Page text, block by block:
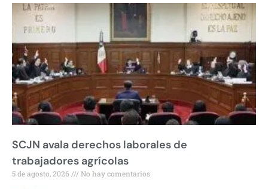
SCJN avala derechos laborales de
trabajadores agrícolas
5 de agosto, 2026 No hay comentarios